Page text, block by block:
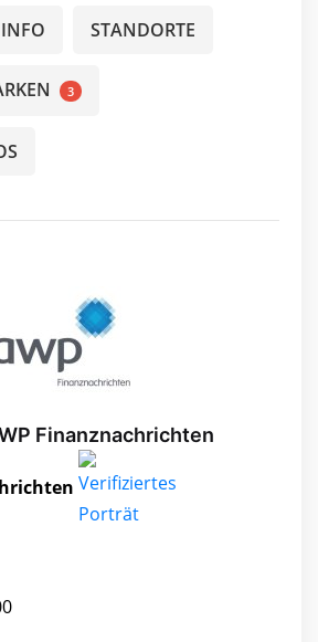
INFO STANDORTE
3
Finanznachrichten